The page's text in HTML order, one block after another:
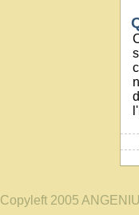
Copyleft 2005